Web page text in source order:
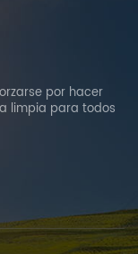
por hacer
limpia para todos